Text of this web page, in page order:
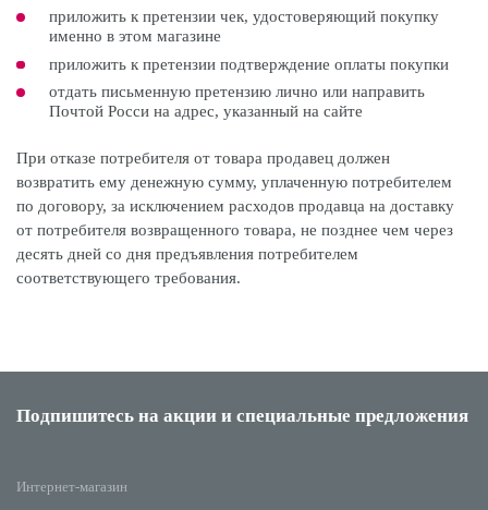
приложить к претензии чек, удостоверяющий покупку
именно в этом магазине
приложить к претензии подтверждение оплаты покупки
отдать письменную претензию лично или направить
Почтой Росси на адрес, указанный на сайте
При отказе потребителя от товара продавец должен
возвратить ему денежную сумму, уплаченную потребителем
по договору, за исключением расходов продавца на доставку
от потребителя возвращенного товара, не позднее чем через
десять дней со дня предъявления потребителем
соответствующего требования.
Подпишитесь на акции и специальные предложения
Интернет-магазин